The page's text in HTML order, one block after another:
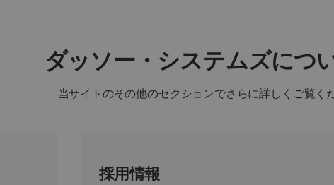
ダッソー・システムズにつ
当サイトのその他のセクションでさらに詳しくご覧く
採用情報